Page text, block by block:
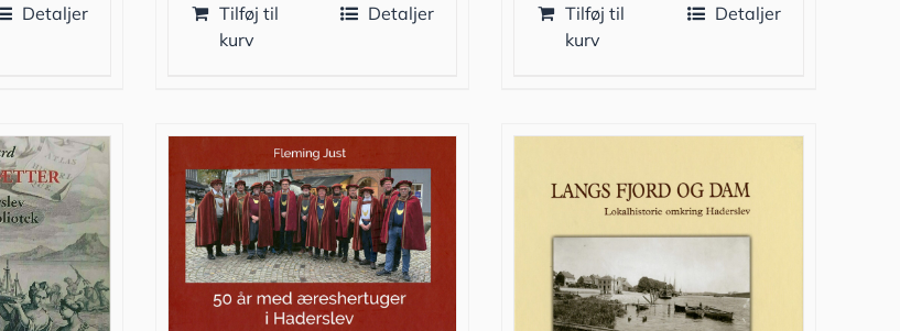
Detaljer
Tilføj til
kurv
Detaljer
Tilføj til
kurv
Detaljer